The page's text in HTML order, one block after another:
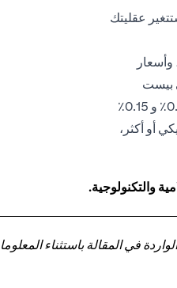
عقليتك
بيست
برصيد يبدأ من 0 دولار إلى 9,999 دولار، كسب فائدة بمعدل 0.05٪ على أساس شهري. تنطبق معدلات الفائدة بنسبة 0.10٪ و 0.15٪
و 1 مليون دولار أمريكي أو أكثر،
والتكنولوجية.
في المقالة باستثناء